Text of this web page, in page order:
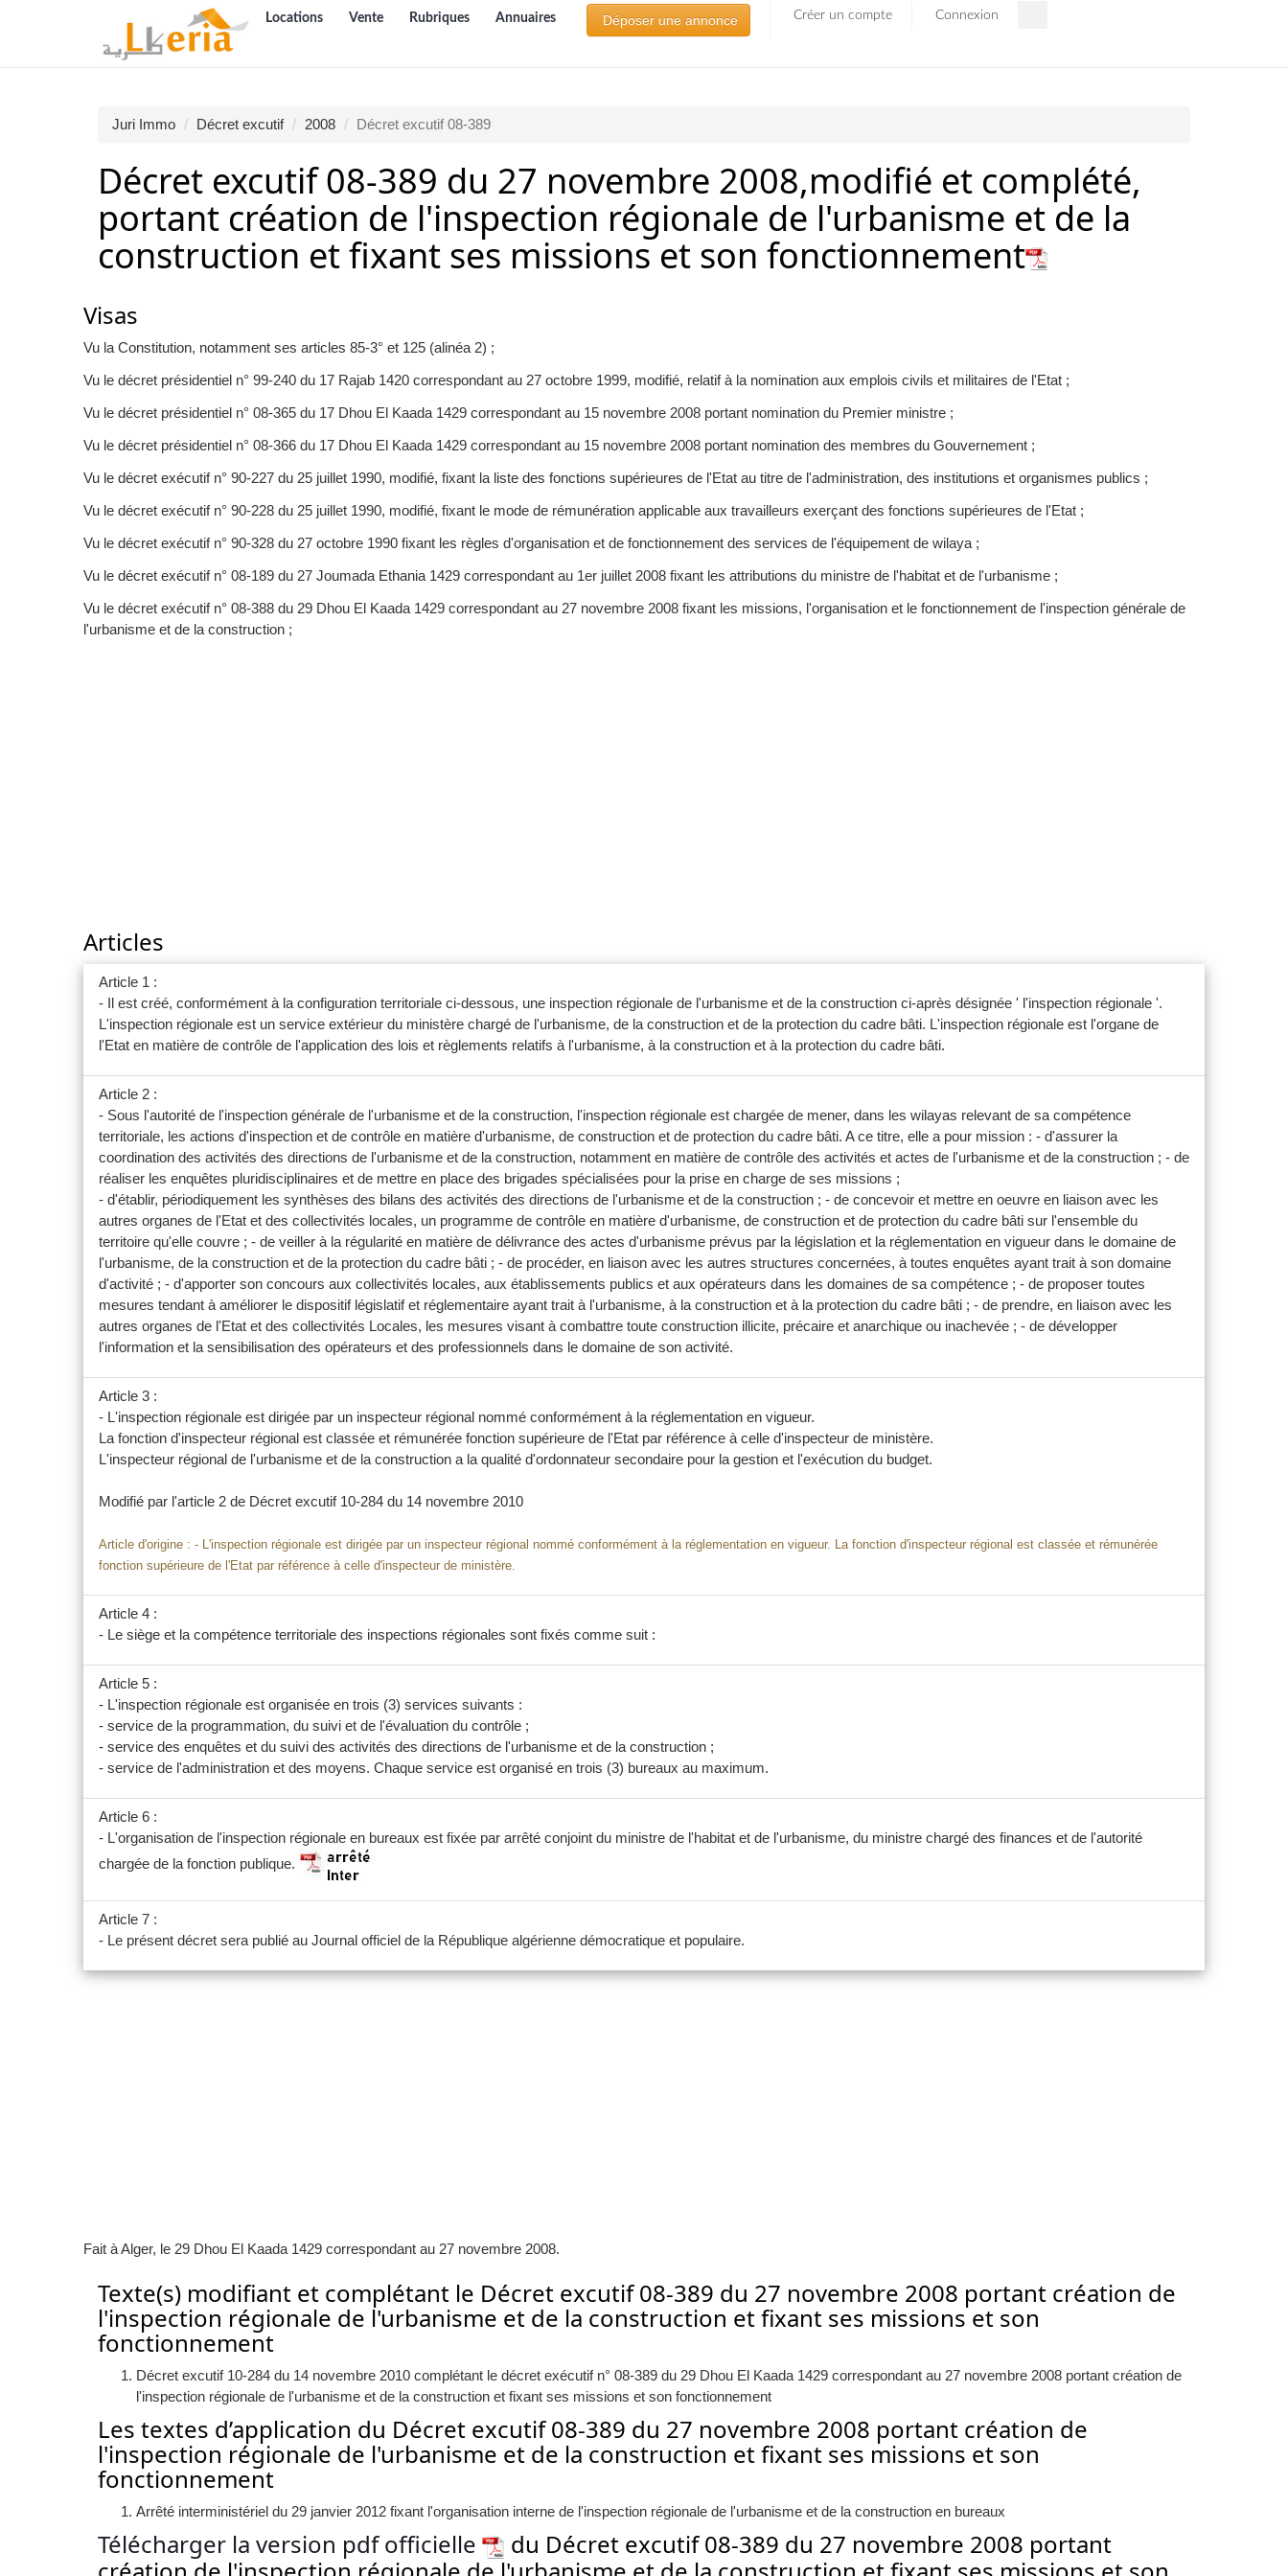
Locations Vente Rubriques Annuaires Déposer une annonce Créer un compte Connexion
Juri Immo Décret excutif 2008 Décret excutif 08-389
Décret excutif 08-389 du 27 novembre 2008,modifié et complété,
portant création de l'inspection régionale de l'urbanisme et de la
construction et fixant ses missions et son fonctionnement
Visas
Vu la Constitution, notamment ses articles 85-3° et 125 (alinéa 2) ;
Vu le décret présidentiel n° 99-240 du 17 Rajab 1420 correspondant au 27 octobre 1999, modifié, relatif à la nomination aux emplois civils et militaires de l'Etat ;
Vu le décret présidentiel n° 08-365 du 17 Dhou El Kaada 1429 correspondant au 15 novembre 2008 portant nomination du Premier ministre ;
Vu le décret présidentiel n° 08-366 du 17 Dhou El Kaada 1429 correspondant au 15 novembre 2008 portant nomination des membres du Gouvernement ;
Vu le décret exécutif n° 90-227 du 25 juillet 1990, modifié, fixant la liste des fonctions supérieures de l'Etat au titre de l'administration, des institutions et organismes publics ;
Vu le décret exécutif n° 90-228 du 25 juillet 1990, modifié, fixant le mode de rémunération applicable aux travailleurs exerçant des fonctions supérieures de l'Etat ;
Vu le décret exécutif n° 90-328 du 27 octobre 1990 fixant les règles d'organisation et de fonctionnement des services de l'équipement de wilaya ;
Vu le décret exécutif n° 08-189 du 27 Joumada Ethania 1429 correspondant au 1er juillet 2008 fixant les attributions du ministre de l'habitat et de l'urbanisme ;
Vu le décret exécutif n° 08-388 du 29 Dhou El Kaada 1429 correspondant au 27 novembre 2008 fixant les missions, l'organisation et le fonctionnement de l'inspection générale de
l'urbanisme et de la construction ;
Articles
Article 1 :
- Il est créé, conformément à la configuration territoriale ci-dessous, une inspection régionale de l'urbanisme et de la construction ci-après désignée ' l'inspection régionale '.
L'inspection régionale est un service extérieur du ministère chargé de l'urbanisme, de la construction et de la protection du cadre bâti. L'inspection régionale est l'organe de
l'Etat en matière de contrôle de l'application des lois et règlements relatifs à l'urbanisme, à la construction et à la protection du cadre bâti.
Article 2 :
- Sous l'autorité de l'inspection générale de l'urbanisme et de la construction, l'inspection régionale est chargée de mener, dans les wilayas relevant de sa compétence
territoriale, les actions d'inspection et de contrôle en matière d'urbanisme, de construction et de protection du cadre bâti. A ce titre, elle a pour mission : - d'assurer la
coordination des activités des directions de l'urbanisme et de la construction, notamment en matière de contrôle des activités et actes de l'urbanisme et de la construction ; - de
réaliser les enquêtes pluridisciplinaires et de mettre en place des brigades spécialisées pour la prise en charge de ses missions ;
- d'établir, périodiquement les synthèses des bilans des activités des directions de l'urbanisme et de la construction ; - de concevoir et mettre en oeuvre en liaison avec les
autres organes de l'Etat et des collectivités locales, un programme de contrôle en matière d'urbanisme, de construction et de protection du cadre bâti sur l'ensemble du
territoire qu'elle couvre ; - de veiller à la régularité en matière de délivrance des actes d'urbanisme prévus par la législation et la réglementation en vigueur dans le domaine de
l'urbanisme, de la construction et de la protection du cadre bâti ; - de procéder, en liaison avec les autres structures concernées, à toutes enquêtes ayant trait à son domaine
d'activité ; - d'apporter son concours aux collectivités locales, aux établissements publics et aux opérateurs dans les domaines de sa compétence ; - de proposer toutes
mesures tendant à améliorer le dispositif législatif et réglementaire ayant trait à l'urbanisme, à la construction et à la protection du cadre bâti ; - de prendre, en liaison avec les
autres organes de l'Etat et des collectivités Locales, les mesures visant à combattre toute construction illicite, précaire et anarchique ou inachevée ; - de développer
l'information et la sensibilisation des opérateurs et des professionnels dans le domaine de son activité.
Article 3 :
- L'inspection régionale est dirigée par un inspecteur régional nommé conformément à la réglementation en vigueur.
La fonction d'inspecteur régional est classée et rémunérée fonction supérieure de l'Etat par référence à celle d'inspecteur de ministère.
L'inspecteur régional de l'urbanisme et de la construction a la qualité d'ordonnateur secondaire pour la gestion et l'exécution du budget.
Modifié par l'article 2 de Décret excutif 10-284 du 14 novembre 2010
Article d'origine : - L'inspection régionale est dirigée par un inspecteur régional nommé conformément à la réglementation en vigueur. La fonction d'inspecteur régional est classée et rémunérée
fonction supérieure de l'Etat par référence à celle d'inspecteur de ministère.
Article 4 :
- Le siège et la compétence territoriale des inspections régionales sont fixés comme suit :
Article 5 :
- L'inspection régionale est organisée en trois (3) services suivants :
- service de la programmation, du suivi et de l'évaluation du contrôle ;
- service des enquêtes et du suivi des activités des directions de l'urbanisme et de la construction ;
- service de l'administration et des moyens. Chaque service est organisé en trois (3) bureaux au maximum.
Article 6 :
- L'organisation de l'inspection régionale en bureaux est fixée par arrêté conjoint du ministre de l'habitat et de l'urbanisme, du ministre chargé des finances et de l'autorité
chargée de la fonction publique.
Article 7 :
- Le présent décret sera publié au Journal officiel de la République algérienne démocratique et populaire.
Fait à Alger, le 29 Dhou El Kaada 1429 correspondant au 27 novembre 2008.
Texte(s) modifiant et complétant le Décret excutif 08-389 du 27 novembre 2008 portant création de
l'inspection régionale de l'urbanisme et de la construction et fixant ses missions et son
fonctionnement
Décret excutif 10-284 du 14 novembre 2010 complétant le décret exécutif n° 08-389 du 29 Dhou El Kaada 1429 correspondant au 27 novembre 2008 portant création de
l'inspection régionale de l'urbanisme et de la construction et fixant ses missions et son fonctionnement
Les textes d’application du Décret excutif 08-389 du 27 novembre 2008 portant création de
l'inspection régionale de l'urbanisme et de la construction et fixant ses missions et son
fonctionnement
Arrêté interministériel du 29 janvier 2012 fixant l'organisation interne de l'inspection régionale de l'urbanisme et de la construction en bureaux
Télécharger la version pdf officielle
du Décret excutif 08-389 du 27 novembre 2008 portant